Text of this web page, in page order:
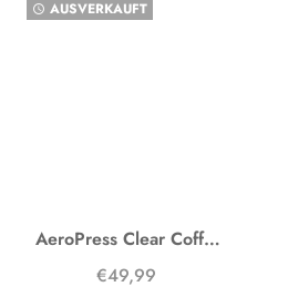
watch_later AUSVERKAUFT
AeroPress Clear Coffee Maker
€49,99